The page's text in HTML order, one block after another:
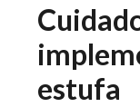
estufa